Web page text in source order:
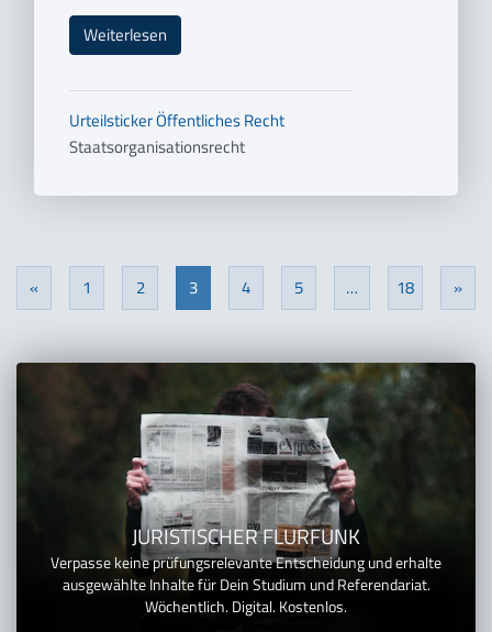
Weiterlesen
UrteilstickerÖffentliches Recht
Staatsorganisationsrecht
«
Previous
1 2 3 4 5 … 18 »
JURISTISCHER FLURFUNK
Verpasse keine prüfungsrelevante Entscheidung und erhalte
ausgewählte Inhalte für Dein Studium und Referendariat.
Wöchentlich. Digital. Kostenlos.